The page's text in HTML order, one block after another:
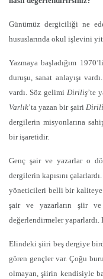
Günümüz dergiciliği ne
hususlarında okul işlevini
Yazmaya başladığım
duruşu, sanat anlayışı
vardı. Söz gelimi Diriliş’te
Varlık’ta yazan bir şairi
dergilerin misyonlarına
bir işaretidir.
Genç şair ve yazarlar o
dergilerin kapısını
yöneticileri belli bir kaliteye
şair ve yazarların şiir ve
değerlendirmeler
Elindeki şiiri beş dergiye
gören gençler var. Çoğu
olmayan, şiirin kendisiyle